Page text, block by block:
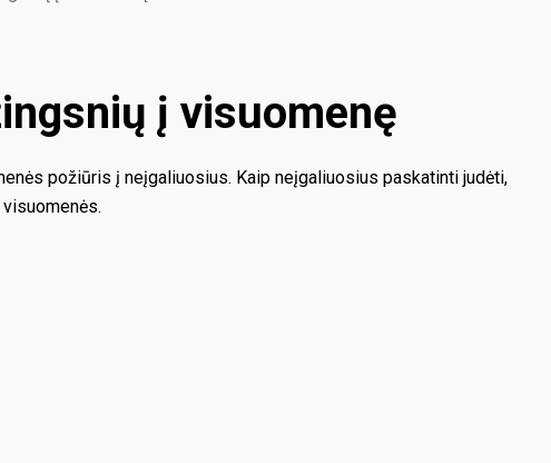
į visuomenę
požiūris į neįgaliuosius. Kaip neįgaliuosius paskatinti judėti,